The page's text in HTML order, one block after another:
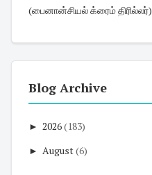
(பைனான்சியல் க்ரைம் திரில்லர்)
Blog Archive
► 2026(183)
► August(6)